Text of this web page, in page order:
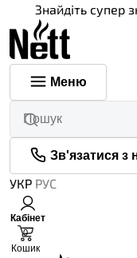
Знайдіть супер
Меню
Зв'язатися з
УКР РУС
Кабінет
0
Кошик